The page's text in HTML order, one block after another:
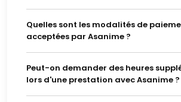
Quelles sont les modalités de
acceptées par Asanime ?
Peut-on demander des heures
lors d'une prestation avec Asanime ?